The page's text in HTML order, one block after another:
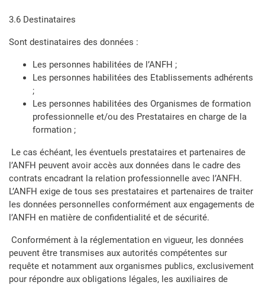
3.6 Destinataires
Sont destinataires des données :
Les personnes habilitées de l’ANFH ;
Les personnes habilitées des Etablissements adhérents
;
Les personnes habilitées des Organismes de formation
professionnelle et/ou des Prestataires en charge de la
formation ;
Le cas échéant, les éventuels prestataires et partenaires de
l’ANFH peuvent avoir accès aux données dans le cadre des
contrats encadrant la relation professionnelle avec l’ANFH.
L’ANFH exige de tous ses prestataires et partenaires de traiter
les données personnelles conformément aux engagements de
l’ANFH en matière de confidentialité et de sécurité.
Conformément à la réglementation en vigueur, les données
peuvent être transmises aux autorités compétentes sur
requête et notamment aux organismes publics, exclusivement
pour répondre aux obligations légales, les auxiliaires de